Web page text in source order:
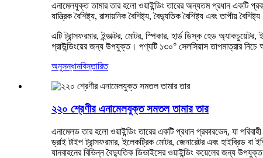
এনামেলযুক্ত তামার তার হলো ওয়াইন্ডিং তারের অন্যতম প্রধান একটি
যান্ত্রিক বৈশিষ্ট্য, রাসায়নিক বৈশিষ্ট্য, বৈদ্যুতিক বৈশিষ্ট্য এবং তাপীয়
এটি ট্রান্সফরমার, ইন্ডাক্টর, মোটর, স্পিকার, হার্ড ডিস্ক হেড
গ্রাউন্ডিংয়ের জন্য উপযুক্ত। পণ্যটি ১৩০° সেলসিয়াস তাপমাত্রার নিচে
অনুসন্ধানবিস্তারিত
২২০ শ্রেণীর এনামেলযুক্ত সমতল তামার তার
এনামেলড তার হলো ওয়াইন্ডিং তারের একটি প্রধান প্রকারভেদ, যা
ড্রাই টাইপ ট্রান্সফরমার, ইলেকট্রিক মোটর, জেনারেটর এবং হাইব্রিড
যানবাহনের বিভিন্ন বৈদ্যুতিক ডিভাইসের ওয়াইন্ডিং কয়েলের জন্য